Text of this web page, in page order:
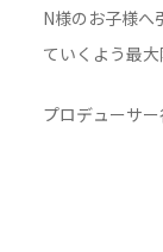
N様のお子様へ
ていくよう最
プロデューサ